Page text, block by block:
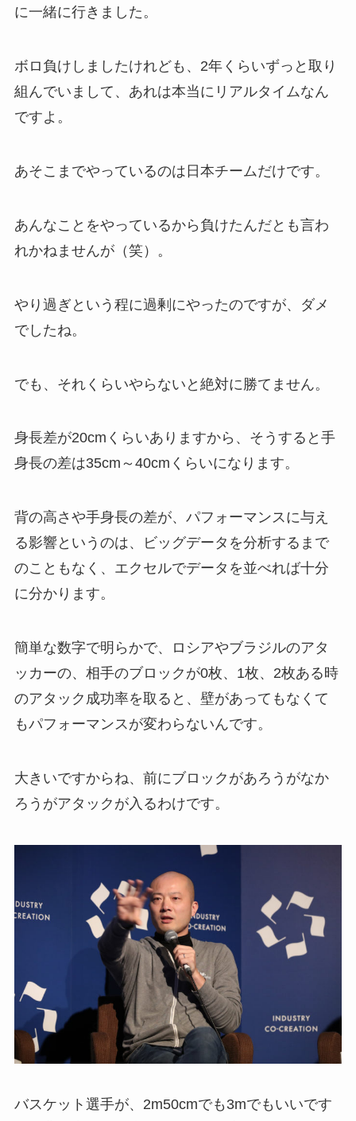
に一緒に行きました。
ボロ負けしましたけれども、2年くらいずっと取り
組んでいまして、あれは本当にリアルタイムなん
ですよ。
あそこまでやっているのは日本チームだけです。
あんなことをやっているから負けたんだとも言わ
れかねませんが（笑）。
やり過ぎという程に過剰にやったのですが、ダメ
でしたね。
でも、それくらいやらないと絶対に勝てません。
身長差が20cmくらいありますから、そうすると手
身長の差は35cm～40cmくらいになります。
背の高さや手身長の差が、パフォーマンスに与え
る影響というのは、ビッグデータを分析するまで
のこともなく、エクセルでデータを並べれば十分
に分かります。
簡単な数字で明らかで、ロシアやブラジルのアタ
ッカーの、相手のブロックが0枚、1枚、2枚ある時
のアタック成功率を取ると、壁があってもなくて
もパフォーマンスが変わらないんです。
大きいですからね、前にブロックがあろうがなか
ろうがアタックが入るわけです。
バスケット選手が、2m50cmでも3mでもいいです